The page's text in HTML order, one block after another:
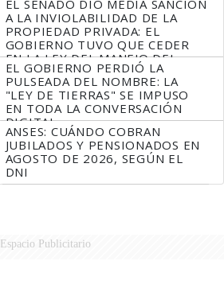
MARIDO
EL SENADO DIO MEDIA SANCIÓN
A LA INVIOLABILIDAD DE LA
PROPIEDAD PRIVADA: EL
GOBIERNO TUVO QUE CEDER
EN LA LEY DEL MANEJO DEL
FUEGO
EL GOBIERNO PERDIÓ LA
PULSEADA DEL NOMBRE: LA
"LEY DE TIERRAS" SE IMPUSO
EN TODA LA CONVERSACIÓN
DIGITAL
ANSES: CUÁNDO COBRAN
JUBILADOS Y PENSIONADOS EN
AGOSTO DE 2026, SEGÚN EL
DNI
Espacio Publicitario